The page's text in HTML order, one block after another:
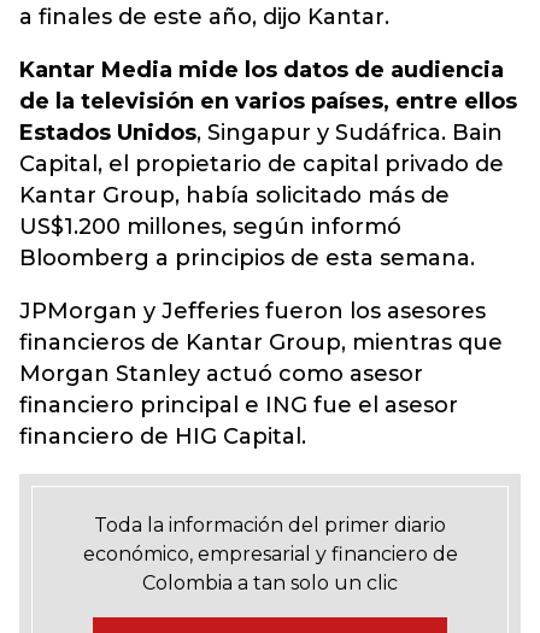
a finales de este año, dijo Kantar.
Kantar Media mide los datos de audiencia
de la televisión en varios países, entre ellos
Estados Unidos, Singapur y Sudáfrica. Bain
Capital, el propietario de capital privado de
Kantar Group, había solicitado más de
US$1.200 millones, según informó
Bloomberg a principios de esta semana.
JPMorgan y Jefferies fueron los asesores
financieros de Kantar Group, mientras que
Morgan Stanley actuó como asesor
financiero principal e ING fue el asesor
financiero de HIG Capital.
Toda la información del primer diario
económico, empresarial y financiero de
Colombia a tan solo un clic